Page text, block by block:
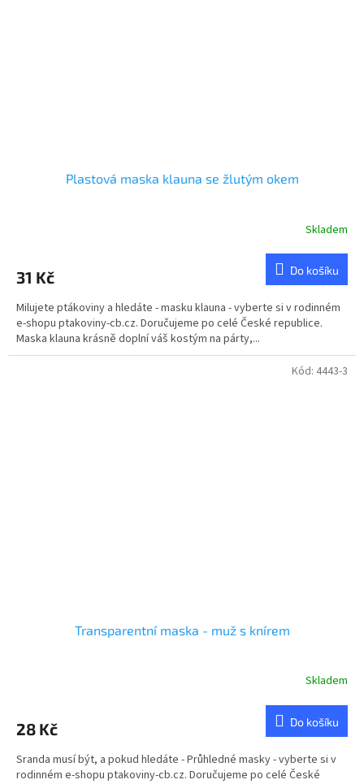
Plastová maska klauna se žlutým okem
Skladem
31 Kč Do košíku
Milujete ptákoviny a hledáte - masku klauna - vyberte si v rodinném
e-shopu ptakoviny-cb.cz. Doručujeme po celé České republice.
Maska klauna krásně doplní váš kostým na párty,...
Transparentní maska - muž s knírem
Skladem
28 Kč Do košíku
Sranda musí být, a pokud hledáte - Průhledné masky - vyberte si v
rodinném e-shopu ptakoviny-cb.cz. Doručujeme po celé České
Kód: 4443-3